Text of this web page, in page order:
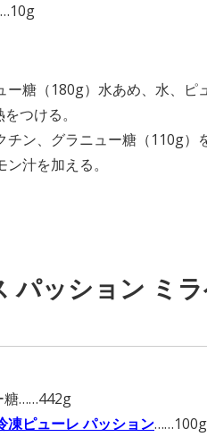
糖（180g）水あめ、水、ピ
つける。
ン、グラニュー糖（110g）
汁を加える。
パッション ミ
糖……442g
凍ピューレ パッション……100g